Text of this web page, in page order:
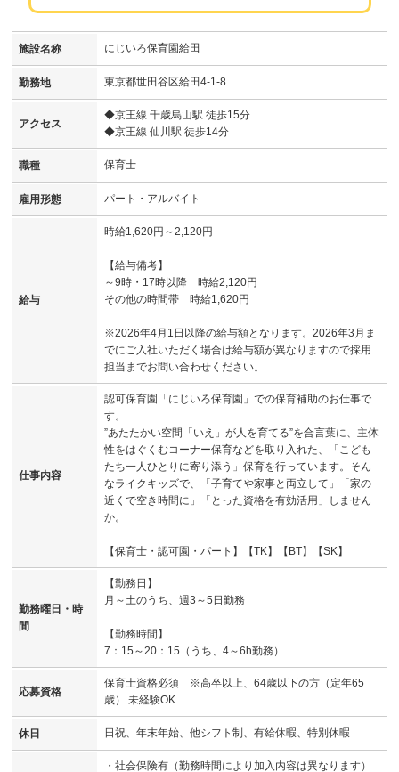
施設名称 にじいろ保育園給田
勤務地 東京都世田谷区給田4-1-8
アクセス
◆京王線 千歳烏山駅 徒歩15分
◆京王線 仙川駅 徒歩14分
職種 保育士
雇用形態 パート・アルバイト
給与
時給1,620円～2,120円
【給与備考】
～9時・17時以降 時給2,120円
その他の時間帯 時給1,620円
※2026年4月1日以降の給与額となります。2026年3月ま
でにご入社いただく場合は給与額が異なりますので採用
担当までお問い合わせください。
仕事内容
認可保育園「にじいろ保育園」での保育補助のお仕事で
す。
”あたたかい空間「いえ」が人を育てる”を合言葉に、主体
性をはぐくむコーナー保育などを取り入れた、「こども
たち一人ひとりに寄り添う」保育を行っています。そん
なライクキッズで、「子育てや家事と両立して」「家の
近くで空き時間に」「とった資格を有効活用」しません
か。
【保育士・認可園・パート】【TK】【BT】【SK】
勤務曜日・時
間
【勤務日】
月～土のうち、週3～5日勤務
【勤務時間】
7：15～20：15（うち、4～6h勤務）
応募資格
保育士資格必須 ※高卒以上、64歳以下の方（定年65
歳） 未経験OK
休日 日祝、年末年始、他シフト制、有給休暇、特別休暇
・社会保険有（勤務時間により加入内容は異なります）